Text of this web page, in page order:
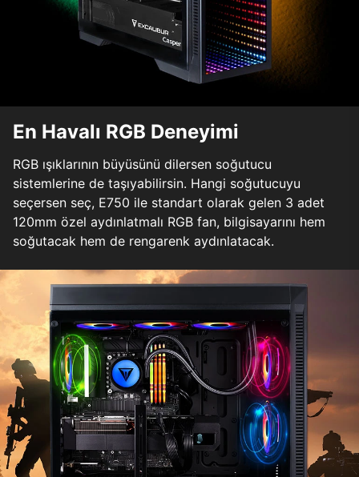
En Havalı RGB Deneyimi
RGB ışıklarının büyüsünü dilersen soğutucu
sistemlerine de taşıyabilirsin. Hangi soğutucuyu
seçersen seç, E750 ile standart olarak gelen 3 adet
120mm özel aydınlatmalı RGB fan, bilgisayarını hem
soğutacak hem de rengarenk aydınlatacak.